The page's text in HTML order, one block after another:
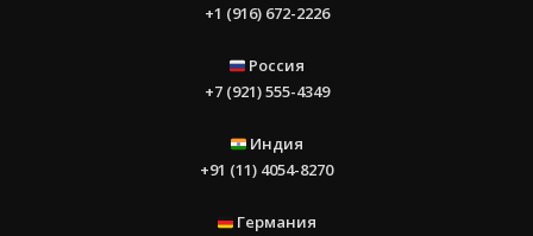
+1 (916) 672-2226
Россия
+7 (921) 555-4349
Индия
+91 (11) 4054-8270
Германия